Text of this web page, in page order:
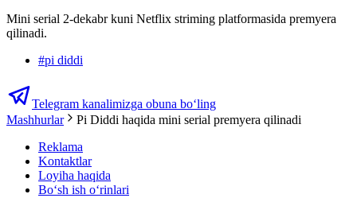
Mini serial 2-dekabr kuni Netflix striming platformasida premyera
qilinadi.
#pi diddi
Telegram kanalimizga obuna bo‘ling
Mashhurlar
Pi Diddi haqida mini serial premyera qilinadi
Reklama
Kontaktlar
Loyiha haqida
Bo‘sh ish o‘rinlari